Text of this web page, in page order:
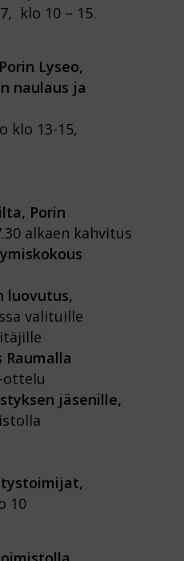
klo 10 – 15.
Lyseo,
naulaus ja
klo 13-15,
Porin
alkaen kahvitus
luovutus,
valituille
Raumalla
ottelu
jäsenille,
10